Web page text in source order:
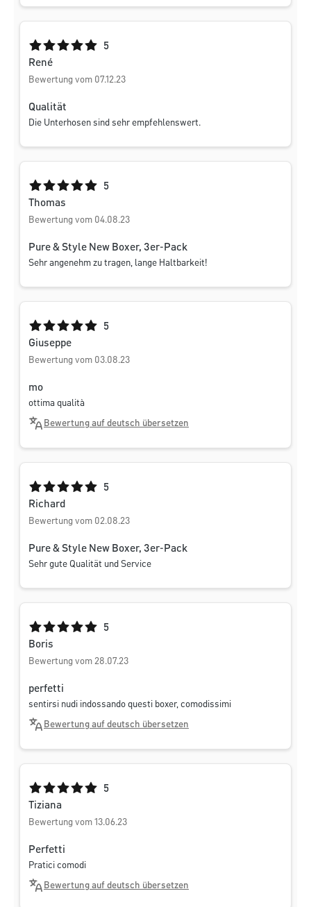
Durchschnittliche Bewertung von 5 von 5 Sternen
5
René
Bewertung vom 07.12.23
Qualität
Die Unterhosen sind sehr empfehlenswert.
Durchschnittliche Bewertung von 5 von 5 Sternen
5
Thomas
Bewertung vom 04.08.23
Pure & Style New Boxer, 3er-Pack
Sehr angenehm zu tragen, lange Haltbarkeit!
Durchschnittliche Bewertung von 5 von 5 Sternen
5
Giuseppe
Bewertung vom 03.08.23
mo
ottima qualità
Bewertung auf deutsch übersetzen
Durchschnittliche Bewertung von 5 von 5 Sternen
5
Richard
Bewertung vom 02.08.23
Pure & Style New Boxer, 3er-Pack
Sehr gute Qualität und Service
Durchschnittliche Bewertung von 5 von 5 Sternen
5
Boris
Bewertung vom 28.07.23
perfetti
sentirsi nudi indossando questi boxer, comodissimi
Bewertung auf deutsch übersetzen
Durchschnittliche Bewertung von 5 von 5 Sternen
5
Tiziana
Bewertung vom 13.06.23
Perfetti
Pratici comodi
Bewertung auf deutsch übersetzen